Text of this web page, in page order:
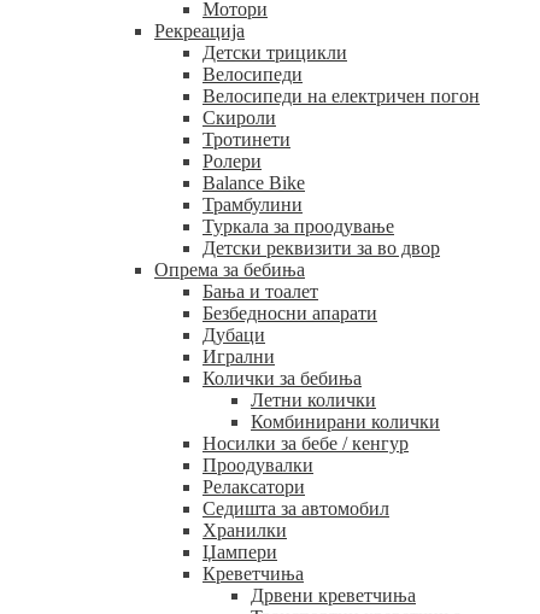
Мотори
Рекреација
Детски трицикли
Велосипеди
Велосипеди на електричен погон
Скироли
Тротинети
Ролери
Balance Bike
Трамбулини
Туркала за проодување
Детски реквизити за во двор
Опрема за бебиња
Бања и тоалет
Безбедносни апарати
Дубаци
Игрални
Колички за бебиња
Летни колички
Комбинирани колички
Носилки за бебе / кенгур
Проодувалки
Релаксатори
Седишта за автомобил
Хранилки
Џампери
Креветчиња
Дрвени креветчиња